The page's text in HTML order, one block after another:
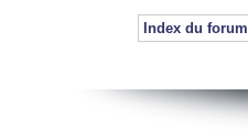
Index du forum